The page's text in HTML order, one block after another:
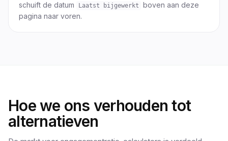
schuift de datum
Laatst bijgewerkt
boven aan deze
pagina naar voren.
Hoe we ons verhouden tot
alternatieven